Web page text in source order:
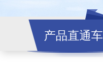
产品直通车